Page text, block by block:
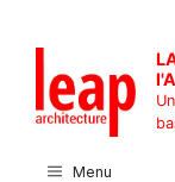
contenu
Menu